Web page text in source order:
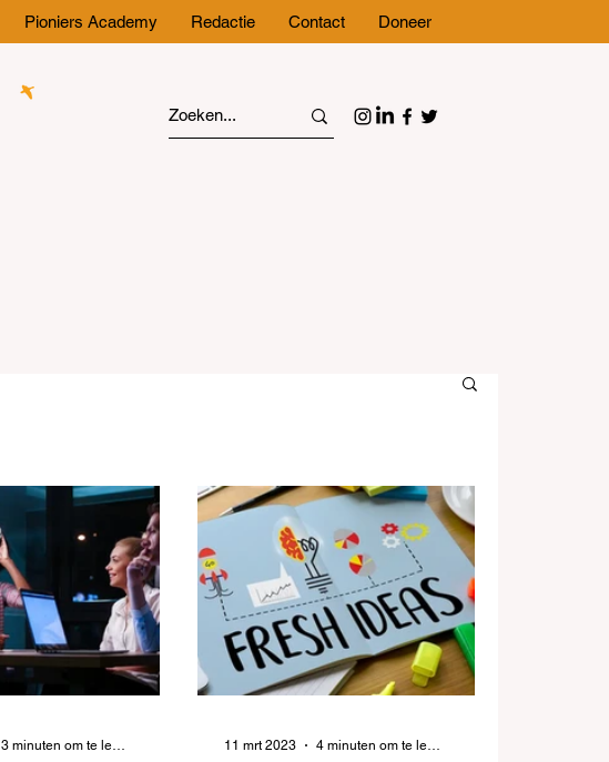
Pioniers Academy Redactie Contact Doneer
3 minuten om te lezen 11 mrt 2023 4 minuten om te lezen